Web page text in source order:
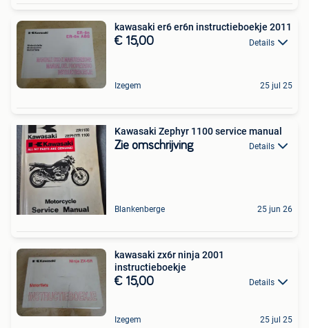
kawasaki er6 er6n instructieboekje 2011
€ 15,00 Details
Izegem 25 jul 25
Kawasaki Zephyr 1100 service manual
Zie omschrijving Details
Blankenberge 25 jun 26
kawasaki zx6r ninja 2001
instructieboekje
€ 15,00 Details
Izegem 25 jul 25